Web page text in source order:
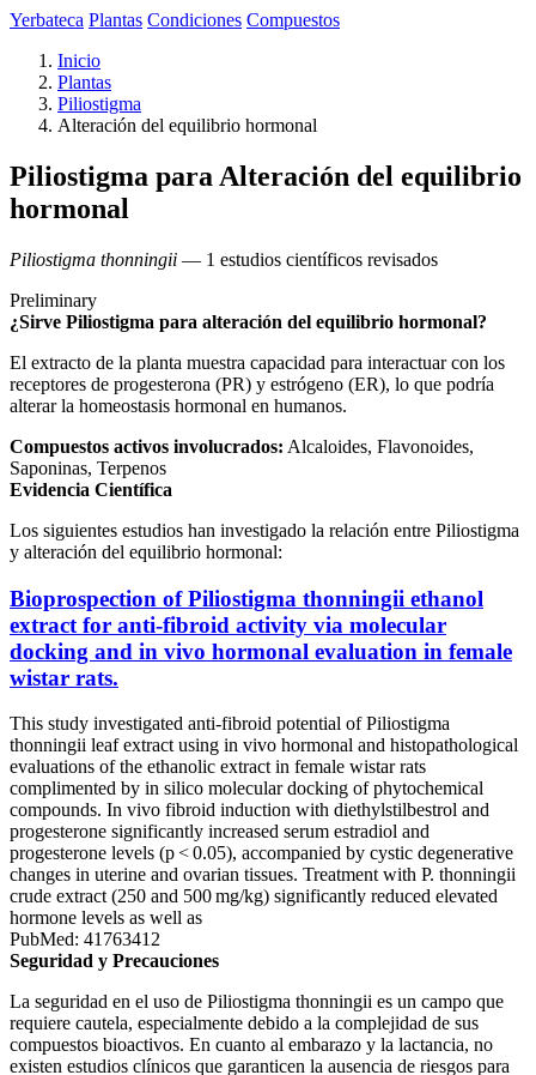
Yerbateca Plantas Condiciones Compuestos
Inicio
Plantas
Piliostigma
Alteración del equilibrio hormonal
Piliostigma para Alteración del equilibrio
hormonal
Piliostigma thonningii — 1 estudios científicos revisados
Preliminary
¿Sirve Piliostigma para alteración del equilibrio hormonal?
El extracto de la planta muestra capacidad para interactuar con los
receptores de progesterona (PR) y estrógeno (ER), lo que podría
alterar la homeostasis hormonal en humanos.
Compuestos activos involucrados: Alcaloides, Flavonoides,
Saponinas, Terpenos
Evidencia Científica
Los siguientes estudios han investigado la relación entre Piliostigma
y alteración del equilibrio hormonal:
Bioprospection of Piliostigma thonningii ethanol
extract for anti-fibroid activity via molecular
docking and in vivo hormonal evaluation in female
wistar rats.
This study investigated anti-fibroid potential of Piliostigma
thonningii leaf extract using in vivo hormonal and histopathological
evaluations of the ethanolic extract in female wistar rats
complimented by in silico molecular docking of phytochemical
compounds. In vivo fibroid induction with diethylstilbestrol and
progesterone significantly increased serum estradiol and
progesterone levels (p < 0.05), accompanied by cystic degenerative
changes in uterine and ovarian tissues. Treatment with P. thonningii
crude extract (250 and 500 mg/kg) significantly reduced elevated
hormone levels as well as
PubMed: 41763412
Seguridad y Precauciones
La seguridad en el uso de Piliostigma thonningii es un campo que
requiere cautela, especialmente debido a la complejidad de sus
compuestos bioactivos. En cuanto al embarazo y la lactancia, no
existen estudios clínicos que garanticen la ausencia de riesgos para